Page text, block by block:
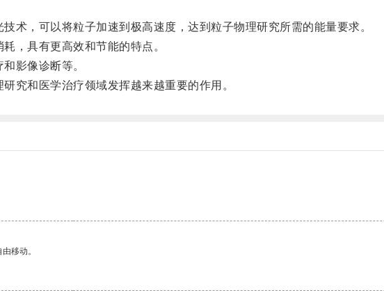
，可以将粒子加速到极高速度，达到粒子物理研究所需的能量要求。
，具有更高效和节能的特点。
影像诊断等。
和医学治疗领域发挥越来越重要的作用。
移动。